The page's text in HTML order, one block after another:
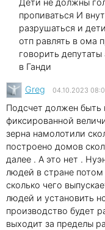
пропиваться И
разрушаться и
отп равлять в ома
говорить
в Ганди
Greg 04.10.2023
Подсчет должен быть
фиксированной
зерна намолотили
построено домов
далее . А это нет .
людей в стране
сколько чего
людей и установить
производство будет
выходит за пределы